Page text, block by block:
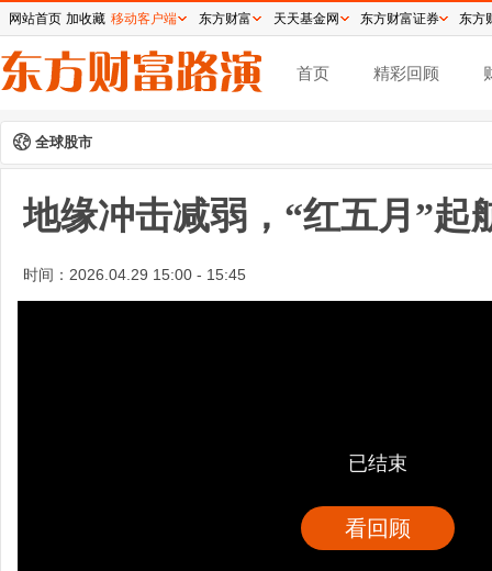
首页 精彩回顾
全球股市
地缘冲击减弱，“红五月”起
时间： 2026.04.29 15:00 - 15:45
已结束
看回顾
网站首页 加收藏 移动客户端 东方财富 天天基金网 东方财富证券 东方